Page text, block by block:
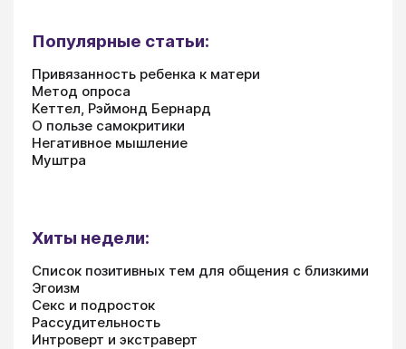
Популярные статьи:
Привязанность ребенка к матери
Метод опроса
Кеттел, Рэймонд Бернард
О пользе самокритики
Негативное мышление
Муштра
Хиты недели:
Список позитивных тем для общения с близкими
Эгоизм
Секс и подросток
Рассудительность
Интроверт и экстраверт